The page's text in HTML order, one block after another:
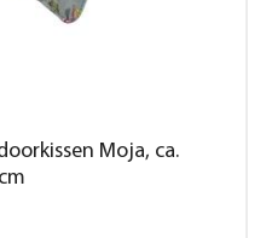
Moja, ca.